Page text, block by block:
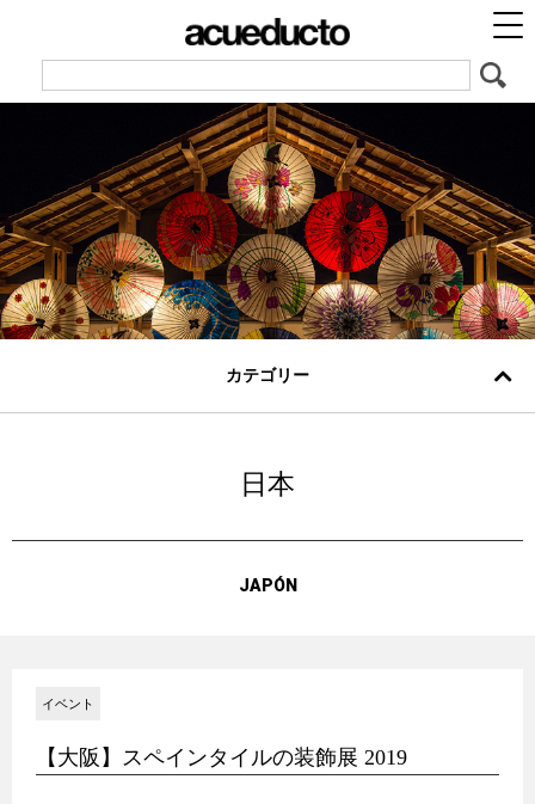
カテゴリー
日本
JAPÓN
イベント
【大阪】スペインタイルの装飾展 2019